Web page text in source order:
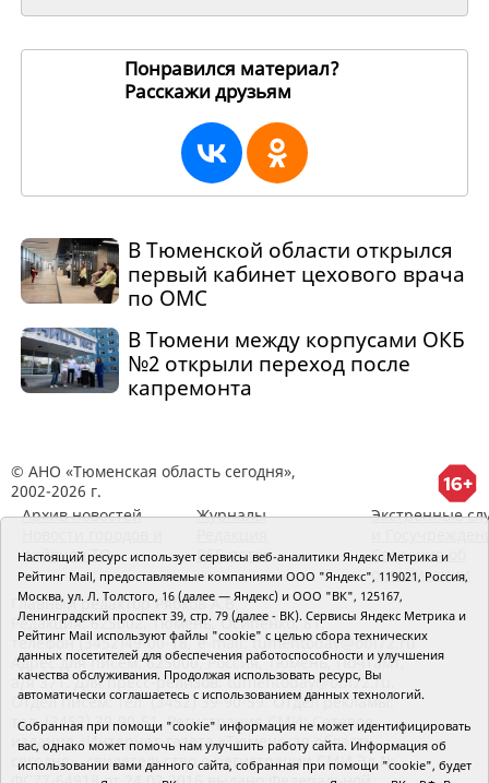
Понравился материал?
Расскажи друзьям
В Тюменской области открылся
первый кабинет цехового врача
по ОМС
В Тюмени между корпусами ОКБ
№2 открыли переход после
капремонта
© АНО «Тюменская область сегодня»,
2002-2026 г.
Архив новостей
районов ТО
Журналы
RSS поток
Экстренные
Сведения об
организации
Главный редактор Рябков А.В.
Редакция: 625002, Тюмень, Осипенко, 81,
телефон (3452)49-00-18, e-mail: tumentoday@obl72.ru
Адрес для писем: 625000, Россия, Тюмень, Почтамт,
а/я 371. Для пресс-релизов: tumentoday@obl72.ru.
Отдел писем: тел. (3452) 39-90-59. Отдел рекламы:
тел. (3452) 39-90-51. Регистрация СМИ: Сетевое
издание «Интернет-газета «Тюменская область
сегодня», свидетельство о регистрации СМИ Эл №
Настоящий ресурс использует сервисы веб-аналитики Яндекс Метрика и
Рейтинг Mail, предоставляемые компаниями ООО "Яндекс", 119021, Россия,
Москва, ул. Л. Толстого, 16 (далее — Яндекс) и ООО "ВК", 125167,
Ленинградский проспект 39, стр. 79 (далее - ВК). Сервисы Яндекс Метрика и
Рейтинг Mail используют файлы "cookie" с целью сбора технических
данных посетителей для обеспечения работоспособности и улучшения
качества обслуживания. Продолжая использовать ресурс, Вы
автоматически соглашаетесь с использованием данных технологий.
Собранная при помощи "cookie" информация не может идентифицировать
вас, однако может помочь нам улучшить работу сайта. Информация об
использовании вами данного сайта, собранная при помощи "cookie", будет